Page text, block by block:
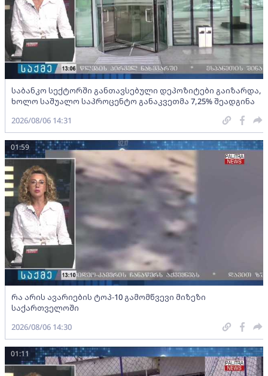
საბანკო სექტორში განთავსებული დეპოზიტები გაიზარდა,
ხოლო საშუალო საპროცენტო განაკვეთმა 7,25% შეადგინა
2026/08/06 14:31
რა არის ავარიების ტოპ-10 გამომწვევი მიზეზი
საქართველოში
01:59
2026/08/06 14:30
01:11